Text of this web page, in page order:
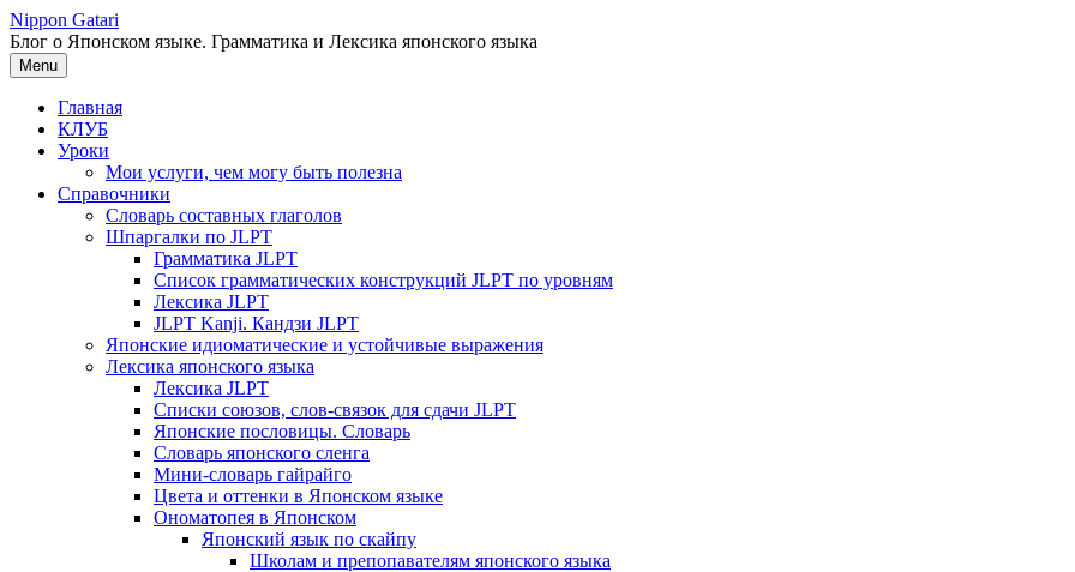
Перейти
к
содержимому
Nippon Gatari
Блог о Японском языке. Грамматика и Лексика японского языка
Menu
Главная
КЛУБ
Уроки
Мои услуги, чем могу быть полезна
Справочники
Словарь составных глаголов
Шпаргалки по JLPT
Грамматика JLPT
Список грамматических конструкций JLPT по уровням
Лексика JLPT
JLPT Kanji. Кандзи JLPT
Японские идиоматические и устойчивые выражения
Лексика японского языка
Лексика JLPT
Списки союзов, слов-связок для сдачи JLPT
Японские пословицы. Словарь
Словарь японского сленга
Мини-словарь гайрайго
Цвета и оттенки в Японском языке
Ономатопея в Японском
Японский язык по скайпу
Школам и препопавателям японского языка